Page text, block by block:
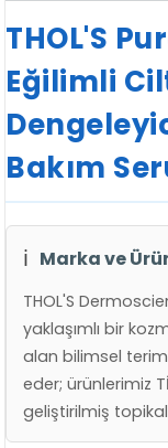
THOL'S
Eğilimli
Bakım
ℹ️ Marka ve
THOL'S
yaklaşımlı bir
alan bilimsel
eder; ürünlerimiz
geliştirilmiş